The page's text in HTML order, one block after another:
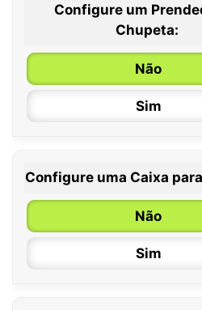
0 / 6
6 / 36
Configure um
Chupeta:
Não
Sim
Configure uma Caixa
Não
Sim